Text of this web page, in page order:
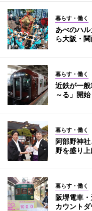
暮らす・働く
あべのハ
ら大阪・
暮らす・働く
近鉄が一
～る」開始
暮らす・働く
阿部野神
野を盛り上
暮らす・働く
阪堺電車
カウント